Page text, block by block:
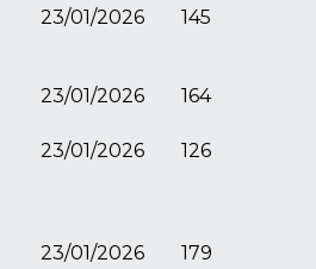
23/01/2026 145
23/01/2026 164
23/01/2026 126
23/01/2026 179